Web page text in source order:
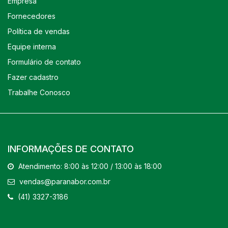
Fornecedores
Política de vendas
Equipe interna
Formulário de contato
Fazer cadastro
Trabalhe Conosco
INFORMAÇÕES DE CONTATO
Atendimento: 8:00 às 12:00 / 13:00 às 18:00
vendas@paranabor.com.br
(41) 3327-3186